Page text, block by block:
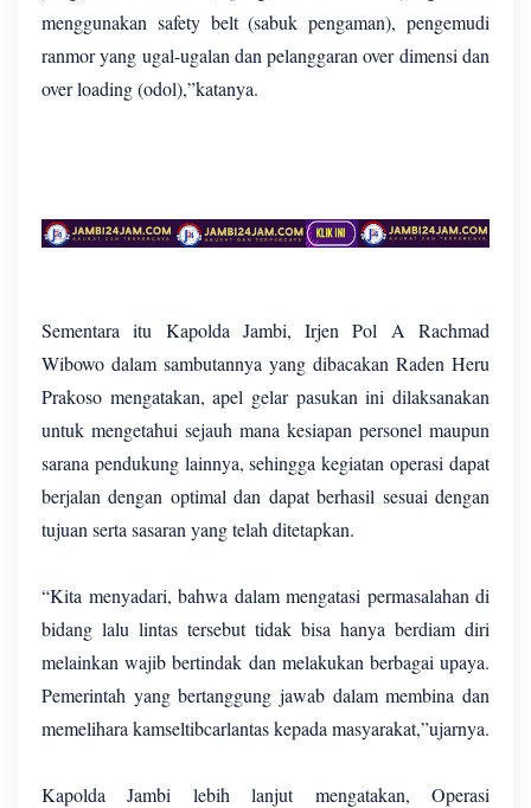
menggunakan safety belt (sabuk pengaman), pengemudi
ranmor yang ugal-ugalan dan pelanggaran over dimensi dan
over loading (odol),”katanya.
Sementara itu Kapolda Jambi, Irjen Pol A Rachmad
Wibowo dalam sambutannya yang dibacakan Raden Heru
Prakoso mengatakan, apel gelar pasukan ini dilaksanakan
untuk mengetahui sejauh mana kesiapan personel maupun
sarana pendukung lainnya, sehingga kegiatan operasi dapat
berjalan dengan optimal dan dapat berhasil sesuai dengan
tujuan serta sasaran yang telah ditetapkan.
“Kita menyadari, bahwa dalam mengatasi permasalahan di
bidang lalu lintas tersebut tidak bisa hanya berdiam diri
melainkan wajib bertindak dan melakukan berbagai upaya.
Pemerintah yang bertanggung jawab dalam membina dan
memelihara kamseltibcarlantas kepada masyarakat,”ujarnya.
Kapolda Jambi lebih lanjut mengatakan, Operasi